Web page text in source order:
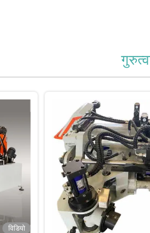
विडियो